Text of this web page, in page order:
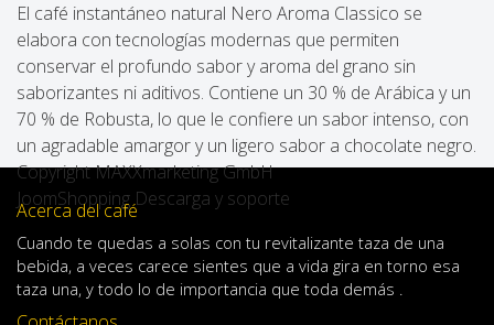
El café instantáneo natural Nero Aroma Classico se
elabora con tecnologías modernas que permiten
conservar el profundo sabor y aroma del grano sin
saborizantes ni aditivos. Contiene un 30 % de Arábica y un
70 % de Robusta, lo que le confiere un sabor intenso, con
un agradable amargor y un ligero sabor a chocolate negro.
Copyright MAXXmarketing GmbH
JoomShopping Descarga y soporte
Acerca del café
Cuando te quedas a solas con tu revitalizante taza de una
bebida, a veces carece sientes que a vida gira en torno esa
taza una, y todo lo de importancia que toda demás .